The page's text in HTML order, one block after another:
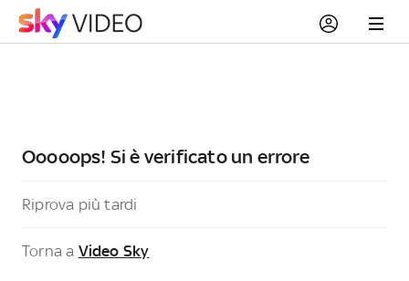
Ooooops! Si è verificato un errore
Riprova più tardi
Torna a Video Sky